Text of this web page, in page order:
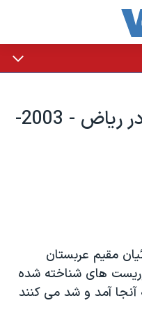
هشدار سفارت آمريکا در رياض - 2003-
مقيم عربستان
های شناخته شده
آنجا آمد و شد می کنند